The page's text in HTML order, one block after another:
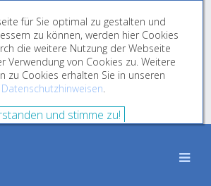
für Sie optimal zu gestalten und
zu können, werden hier Cookies
die weitere Nutzung der Webseite
Verwendung von Cookies zu. Weitere
zu Cookies erhalten Sie in unseren
Datenschutzhinweisen.
und stimme zu!